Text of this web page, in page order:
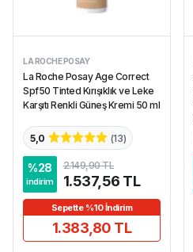
LA ROCHE POSAY
La Roche Posay Age Correct
Spf50 Tinted Kırışıklık ve Leke
Karşıtı Renkli Güneş Kremi 50 ml
5,0 (13)
%28
indirim
2.149,90 TL
1.537,56 TL
Sepette %10 İndirim
1.383,80 TL